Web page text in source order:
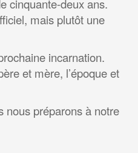
cinquante-deux ans.
mais plutôt une
incarnation.
et mère, l’époque et
nous préparons à notre